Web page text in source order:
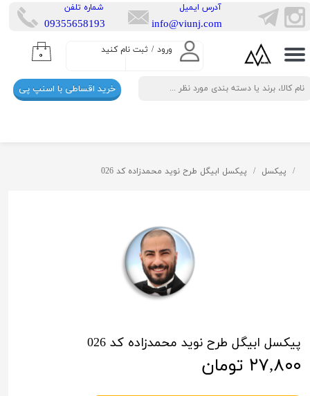
ورود / ثبت نام کنید
حساب کاربری من
تغییر گذر واژه
سفارشات
۰
​شماره تلفن
​​09355658193
​آدرس ایمیل
info@viunj.com
خرید اقساطی با اسنپ پی
پیکسل پیکسل ابیگل طرح نوید محمدزاده کد 026
پیکسل ابیگل طرح نوید محمدزاده کد 026
۲۷,۸۰۰ تومان